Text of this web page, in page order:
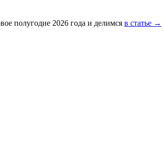
полугодие 2026 года и делимся в статье →